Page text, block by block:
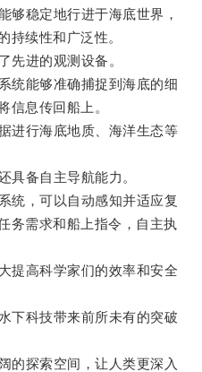
稳定地行进于海底世界，
持续性和广泛性。
进的观测设备。
能够准确捕捉到海底的细
信息传回船上。
行海底地质、海洋生态等
备自主导航能力。
，可以自动感知并适应复
务需求和船上指令，自主执
高科学家们的效率和安全
科技带来前所未有的突破
探索空间，让人类更深入